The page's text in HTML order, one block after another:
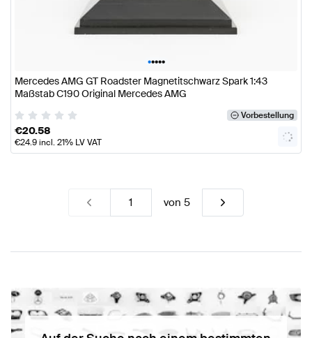
•••••
Mercedes AMG GT Roadster Magnetitschwarz Spark 1:43
Maßstab C190 Original Mercedes AMG
Vorbestellung
€20.58
€24.9incl. 21% LV VAT
von 5